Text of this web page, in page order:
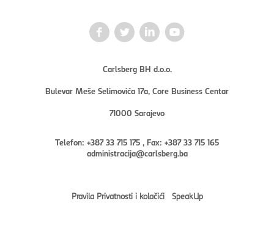
Carlsberg BH d.o.o.
Bulevar Meše Selimovića 17a, Core Business Centar
71000 Sarajevo
Telefon: +387 33 715 175 , Fax: +387 33 715 165
administracija@carlsberg.ba
Pravila Privatnosti i kolačići SpeakUp